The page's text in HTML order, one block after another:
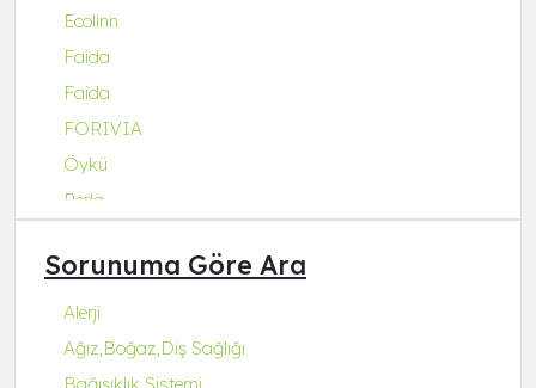
Ecolinn
Faida
Faida
FORIVIA
Öykü
Perla
Q-Collagen
Q-Fit
Q-MENA
Q-UZU
Sorunuma Göre Ara
Alerji
Ağız,Boğaz,Diş Sağlığı